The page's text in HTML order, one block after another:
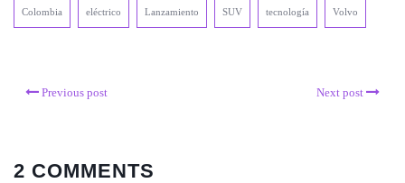
Colombia eléctrico Lanzamiento SUV tecnología Volvo
Previous post Next post
2 COMMENTS